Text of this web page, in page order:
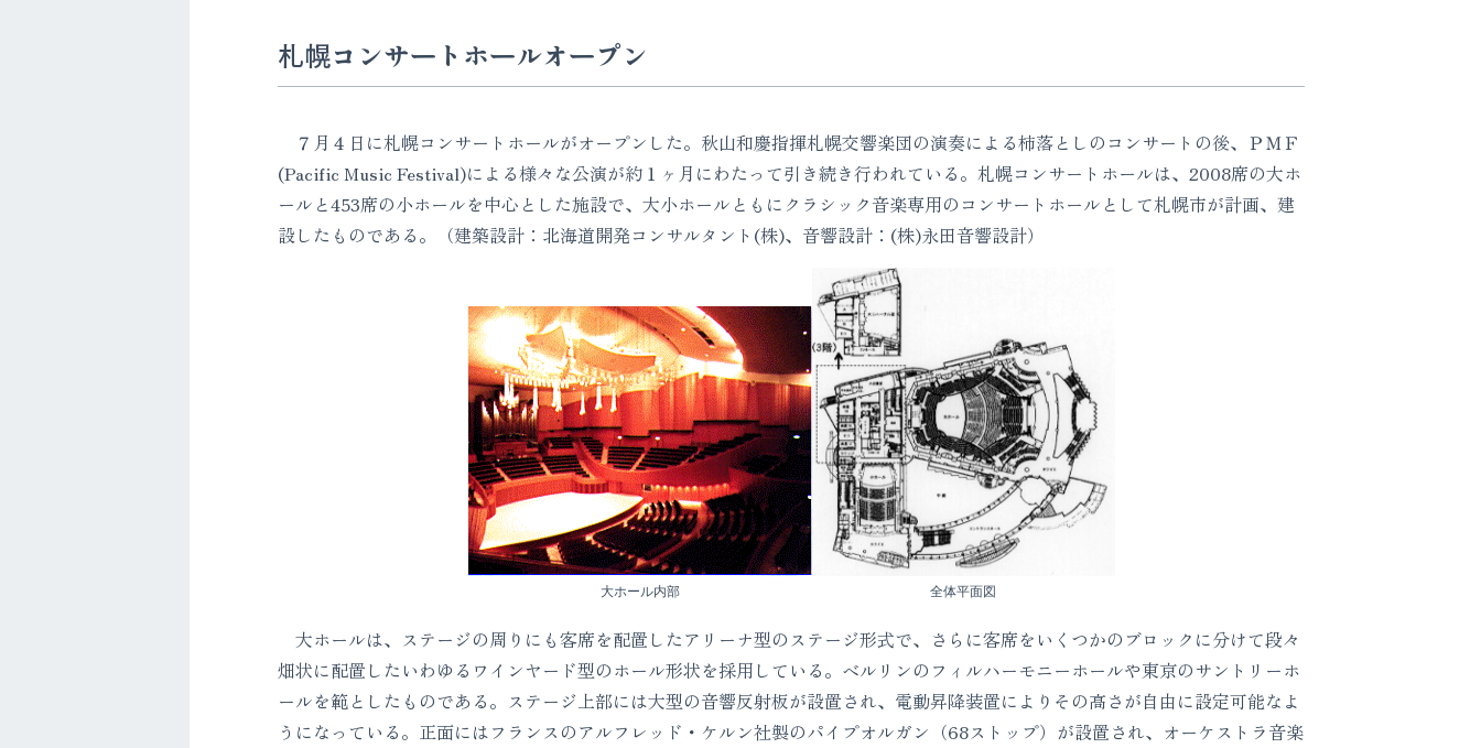
札幌コンサートホールオープン
７月４日に札幌コンサートホールがオープンした。秋山和慶指揮札幌交響楽団の演奏による柿落としのコンサートの後、ＰＭＦ
(Pacific Music Festival)による様々な公演が約１ヶ月にわたって引き続き行われている。札幌コンサートホールは、2008席の大ホ
ールと453席の小ホールを中心とした施設で、大小ホールともにクラシック音楽専用のコンサートホールとして札幌市が計画、建
設したものである。（建築設計：北海道開発コンサルタント(株)、音響設計：(株)永田音響設計）
大ホール内部 全体平面図
大ホールは、ステージの周りにも客席を配置したアリーナ型のステージ形式で、さらに客席をいくつかのブロックに分けて段々
畑状に配置したいわゆるワインヤード型のホール形状を採用している。ベルリンのフィルハーモニーホールや東京のサントリーホ
ールを範としたものである。ステージ上部には大型の音響反射板が設置され、電動昇降装置によりその高さが自由に設定可能なよ
うになっている。正面にはフランスのアルフレッド・ケルン社製のパイプオルガン（68ストップ）が設置され、オーケストラ音楽